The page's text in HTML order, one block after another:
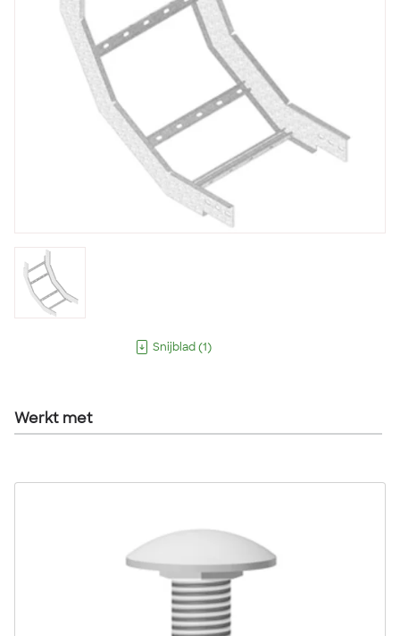
Snijblad (1 )
Werkt met